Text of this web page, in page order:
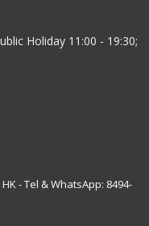
Holiday 11:00 - 19:30;
- Tel & WhatsApp: 8494-